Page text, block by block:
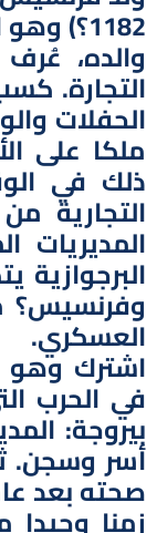
1182؟)
والده،
التجارة.
الحفلات
ملكا على
ذلك في
التجارية
المديريات
البرجوازية
وفرنسيس؟
العسكري.
اشترك وهو
في الحرب
بيروجة:
أسر وسجن.
صحته بعد
زمنا